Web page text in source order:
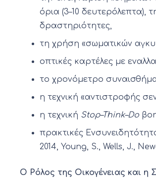
όρια (3–10 δευτερόλεπτα),
δραστηριότητες,
τη χρήση «σωματικών
οπτικές καρτέλες με
το χρονόμετρο
η τεχνική «αντιστροφής
η τεχνική Stop–Think–Do
πρακτικές
2014, Young, S., Wells, J.,
Ο Ρόλος της Οικογένειας και η